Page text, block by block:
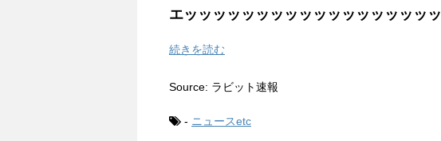
エッッッッッッッッッッッッッッッッッッ
続きを読む
Source: ラビット速報
- ニュースetc